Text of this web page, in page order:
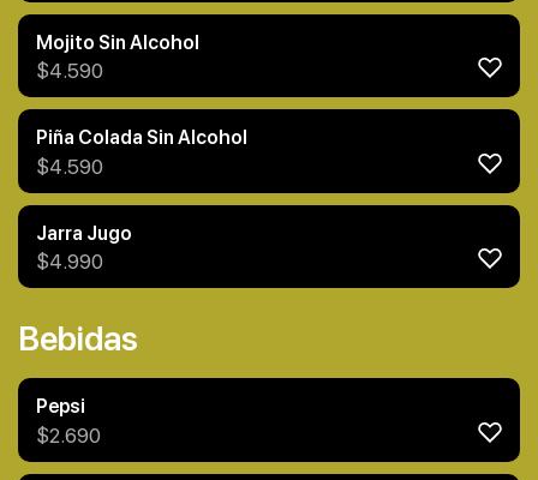
Mojito Sin Alcohol
$4.590
Piña Colada Sin Alcohol
$4.590
Jarra Jugo
$4.990
Bebidas
Pepsi
$2.690